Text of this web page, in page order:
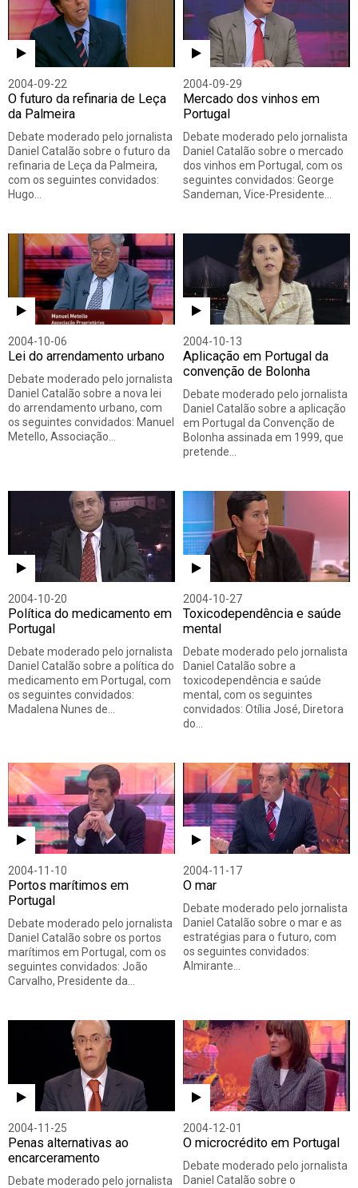
2004-09-22
O futuro da refinaria de Leça
da Palmeira
Debate moderado pelo jornalista
Daniel Catalão sobre o futuro da
refinaria de Leça da Palmeira,
com os seguintes convidados:
Hugo…
2004-09-29
Mercado dos vinhos em
Portugal
Debate moderado pelo jornalista
Daniel Catalão sobre o mercado
dos vinhos em Portugal, com os
seguintes convidados: George
Sandeman, Vice-Presidente…
2004-10-06
Lei do arrendamento urbano
Debate moderado pelo jornalista
Daniel Catalão sobre a nova lei
do arrendamento urbano, com
os seguintes convidados: Manuel
Metello, Associação…
2004-10-13
Aplicação em Portugal da
convenção de Bolonha
Debate moderado pelo jornalista
Daniel Catalão sobre a aplicação
em Portugal da Convenção de
Bolonha assinada em 1999, que
pretende…
2004-10-20
Política do medicamento em
Portugal
Debate moderado pelo jornalista
Daniel Catalão sobre a política do
medicamento em Portugal, com
os seguintes convidados:
Madalena Nunes de…
2004-10-27
Toxicodependência e saúde
mental
Debate moderado pelo jornalista
Daniel Catalão sobre a
toxicodependência e saúde
mental, com os seguintes
convidados: Otília José, Diretora
do…
2004-11-10
Portos marítimos em
Portugal
Debate moderado pelo jornalista
Daniel Catalão sobre os portos
marítimos em Portugal, com os
seguintes convidados: João
Carvalho, Presidente da…
2004-11-17
O mar
Debate moderado pelo jornalista
Daniel Catalão sobre o mar e as
estratégias para o futuro, com
os seguintes convidados:
Almirante…
2004-11-25
Penas alternativas ao
encarceramento
Debate moderado pelo jornalista
2004-12-01
O microcrédito em Portugal
Debate moderado pelo jornalista
Daniel Catalão sobre o